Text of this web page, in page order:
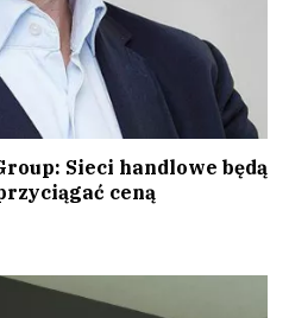
Sieci handlowe będą
ceną